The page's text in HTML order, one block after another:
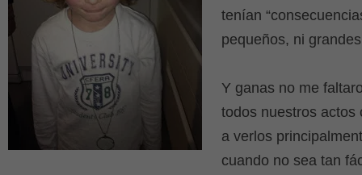
tenían
pequeños, ni
Y ganas no me
todos nuestros actos
a verlos
cuando no sea tan